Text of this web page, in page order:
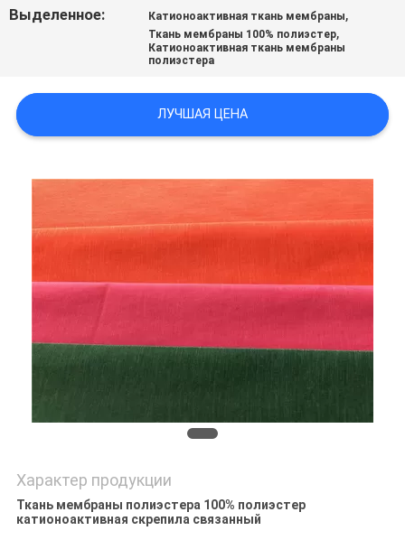
КАРТА
PRIVACY
POLICY
Выделенное:
Катионоактивная ткань мембраны,
Ткань мембраны 100% полиэстер,
Катионоактивная ткань мембраны
полиэстера
ЛУЧШАЯ ЦЕНА
Характер продукции
Ткань мембраны полиэстера 100% полиэстер
катионоактивная скрепила связанный